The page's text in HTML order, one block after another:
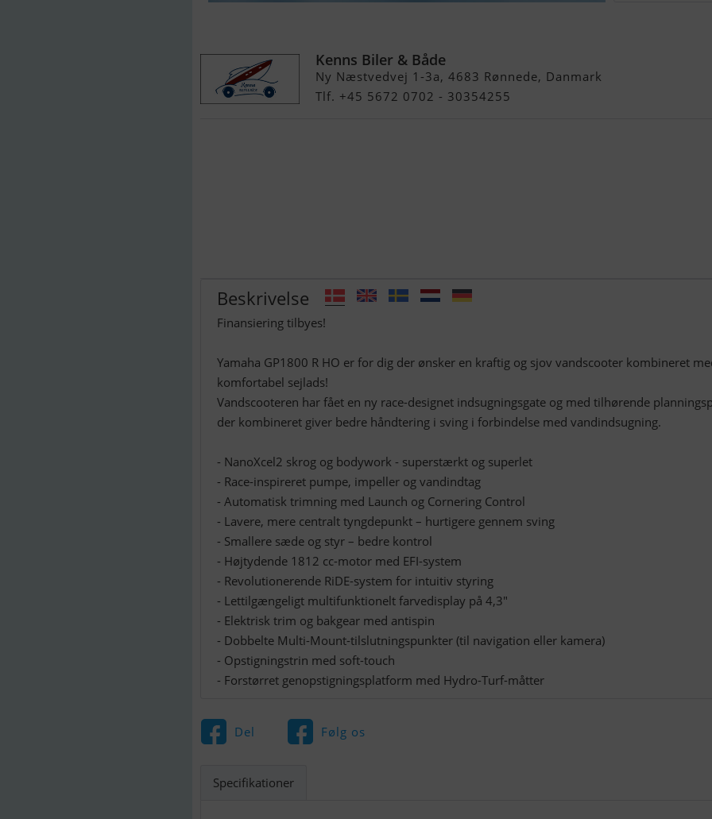
Kenns Biler & Både
Ny Næstvedvej 1-3a, 4683 Rønnede, Danmark
Tlf. +45 5672 0702 - 30354255
Beskrivelse
Finansiering tilbyes!
Yamaha GP1800 R HO er for dig der ønsker en kraftig og sjov vandscooter kombineret
komfortabel sejlads!
Vandscooteren har fået en ny race-designet indsugningsgate og med tilhørende
der kombineret giver bedre håndtering i sving i forbindelse med vandindsugning.
- NanoXcel2 skrog og bodywork - superstærkt og superlet
- Race-inspireret pumpe, impeller og vandindtag
- Automatisk trimning med Launch og Cornering Control
- Lavere, mere centralt tyngdepunkt – hurtigere gennem sving
- Smallere sæde og styr – bedre kontrol
- Højtydende 1812 cc-motor med EFI-system
- Revolutionerende RiDE-system for intuitiv styring
- Lettilgængeligt multifunktionelt farvedisplay på 4,3"
- Elektrisk trim og bakgear med antispin
- Dobbelte Multi-Mount-tilslutningspunkter (til navigation eller kamera)
- Opstigningstrin med soft-touch
- Forstørret genopstigningsplatform med Hydro-Turf-måtter
Del Følg os
Specifikationer